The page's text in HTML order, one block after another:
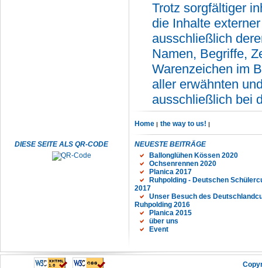
Trotz sorgfältiger
die Inhalte
ausschließlich
Namen, Begriffe,
Warenzeichen im
aller erwähnten
ausschließlich bei
Home the way to us!
DIESE SEITE ALS QR-CODE
NEUESTE BEITRÄGE
Ballonglühen Kössen 2020
Ochsenrennen 2020
Planica 2017
Ruhpolding - Deutschen
2017
Unser Besuch des
Ruhpolding 2016
Planica 2015
über uns
Event